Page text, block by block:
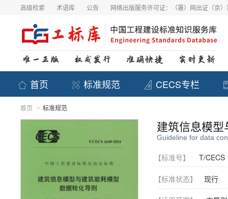
高级检索 术语库 公告 网络出版服务许可证：（署）网出证（京
首页 标准规范 CECS专栏
首页 > 标准规范
建筑信息模
Guideline for data
【标准号】 T/CECS
【标准状态】 现行